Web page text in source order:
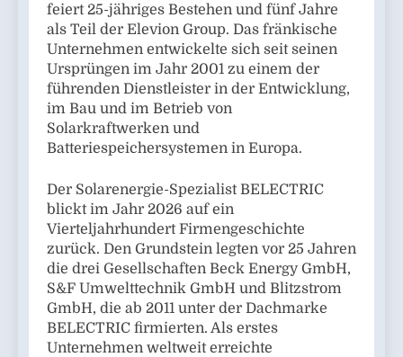
feiert 25-jähriges Bestehen und fünf Jahre
als Teil der Elevion Group. Das fränkische
Unternehmen entwickelte sich seit seinen
Ursprüngen im Jahr 2001 zu einem der
führenden Dienstleister in der Entwicklung,
im Bau und im Betrieb von
Solarkraftwerken und
Batteriespeichersystemen in Europa.
Der Solarenergie-Spezialist BELECTRIC
blickt im Jahr 2026 auf ein
Vierteljahrhundert Firmengeschichte
zurück. Den Grundstein legten vor 25 Jahren
die drei Gesellschaften Beck Energy GmbH,
S&F Umwelttechnik GmbH und Blitzstrom
GmbH, die ab 2011 unter der Dachmarke
BELECTRIC firmierten. Als erstes
Unternehmen weltweit erreichte